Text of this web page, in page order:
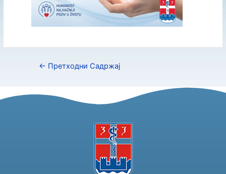
← Претходни Садржај